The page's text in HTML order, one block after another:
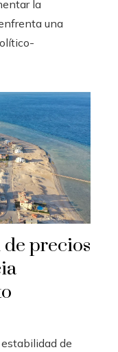
la
una
precios
de